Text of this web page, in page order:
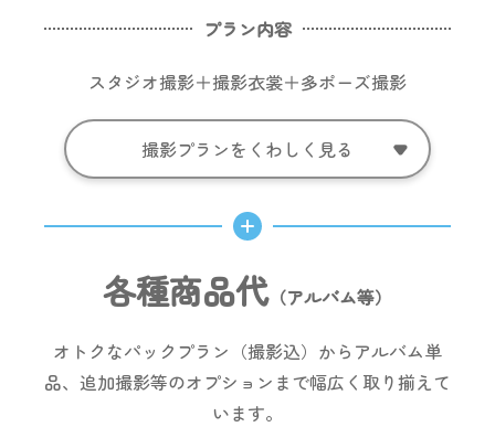
プラン内容
スタジオ撮影＋撮影衣裳＋多ポーズ撮影
撮影プランをくわしく見る
各種商品代（アルバム等）
オトクなパックプラン（撮影込）からアルバム単
品、追加撮影等のオプションまで幅広く取り揃えて
います。